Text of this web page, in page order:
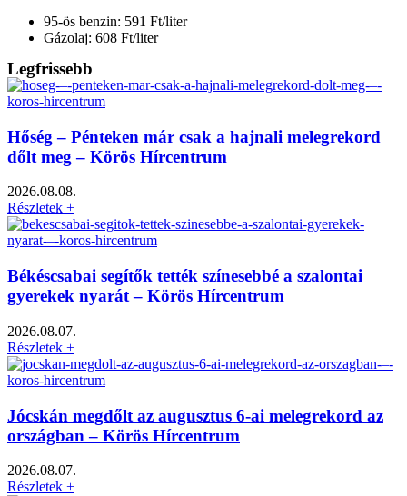
95-ös benzin: 591 Ft/liter
Gázolaj: 608 Ft/liter
Legfrissebb
Hőség – Pénteken már csak a hajnali melegrekord
dőlt meg – Körös Hírcentrum
2026.08.08.
Részletek +
Békéscsabai segítők tették színesebbé a szalontai
gyerekek nyarát – Körös Hírcentrum
2026.08.07.
Részletek +
Jócskán megdőlt az augusztus 6-ai melegrekord az
országban – Körös Hírcentrum
2026.08.07.
Részletek +